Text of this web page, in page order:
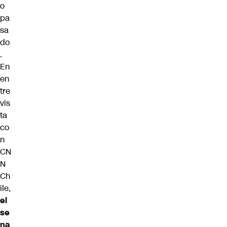
o
pa
sa
do
.
En
en
tre
vis
ta
co
n
CN
N
Ch
ile,
el
se
na